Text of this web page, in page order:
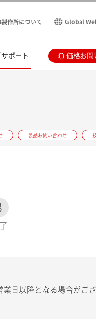
製作所について Global
ポート 価格お問
製品お問い合わせ
日以降となる場合がご